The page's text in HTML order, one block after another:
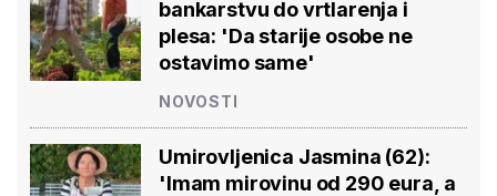
bankarstvu do vrtlarenja i
plesa: 'Da starije osobe ne
ostavimo same'
NOVOSTI
Umirovljenica Jasmina (62):
'Imam mirovinu od 290 eura, a